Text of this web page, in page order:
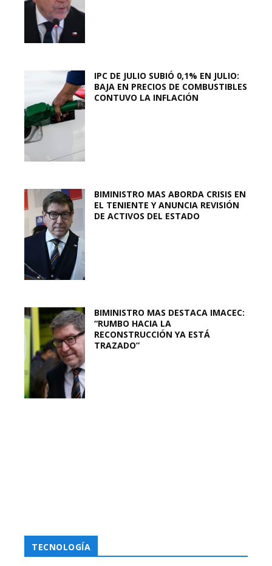
IPC DE JULIO SUBIÓ 0,1% EN JULIO:
BAJA EN PRECIOS DE COMBUSTIBLES
CONTUVO LA INFLACIÓN
BIMINISTRO MAS ABORDA CRISIS EN
EL TENIENTE Y ANUNCIA REVISIÓN
DE ACTIVOS DEL ESTADO
BIMINISTRO MAS DESTACA IMACEC:
“RUMBO HACIA LA
RECONSTRUCCIÓN YA ESTÁ
TRAZADO”
TECNOLOGÍA